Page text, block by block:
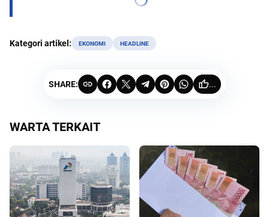
Kategori artikel: EKONOMI HEADLINE
SHARE: ...
WARTA TERKAIT